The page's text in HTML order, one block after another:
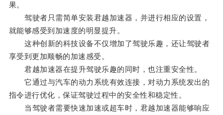
果。
驾驶者只需简单安装君越加速器，并进行相应的设置，
就能够感受到加速度的明显提升。
这种创新的科技设备不仅增加了驾驶乐趣，还让驾驶者
享受到更加顺畅的加速感受。
君越加速器在提升驾驶乐趣的同时，也注重安全性。
它通过与汽车的动力系统有效连接，对动力系统发出的
指令进行优化，保证驾驶过程中的安全性和稳定性。
当驾驶者需要快速加速或超车时，君越加速器能够响应